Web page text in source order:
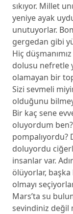
sıkıyor. Millet
yeniye ayak
unutuyorlar.
gergedan gibi
Hiç
dolusu nefretle
olamayan bir
Sizi sevmeli
olduğunu
Bir kaç sene
oluyordum
pompalıyordu?
doluyordu
insanlar var.
ölüyorlar,
olmayı
Mars’ta su
sevindiniz değil